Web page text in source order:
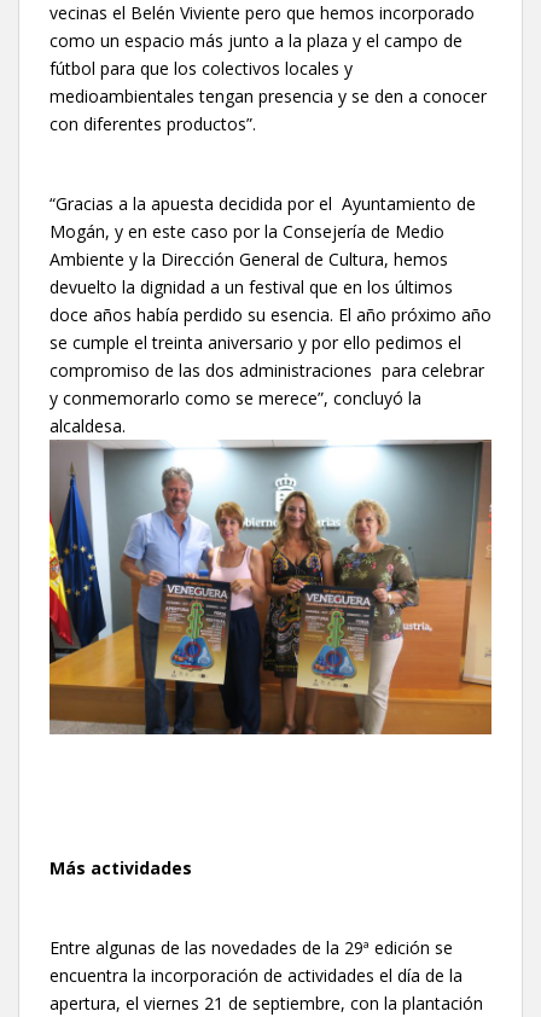
vecinas el Belén Viviente pero que hemos incorporado
como un espacio más junto a la plaza y el campo de
fútbol para que los colectivos locales y
medioambientales tengan presencia y se den a conocer
con diferentes productos”.
“Gracias a la apuesta decidida por el Ayuntamiento de
Mogán, y en este caso por la Consejería de Medio
Ambiente y la Dirección General de Cultura, hemos
devuelto la dignidad a un festival que en los últimos
doce años había perdido su esencia. El año próximo año
se cumple el treinta aniversario y por ello pedimos el
compromiso de las dos administraciones para celebrar
y conmemorarlo como se merece”, concluyó la
alcaldesa.
Más actividades
Entre algunas de las novedades de la 29ª edición se
encuentra la incorporación de actividades el día de la
apertura, el viernes 21 de septiembre, con la plantación